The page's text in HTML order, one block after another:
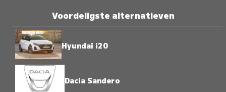
Voordeligste alternatieven
Hyundai i20
Dacia Sandero